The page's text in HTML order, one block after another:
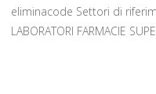
eliminacode Settori di
LABORATORI FARMACIE